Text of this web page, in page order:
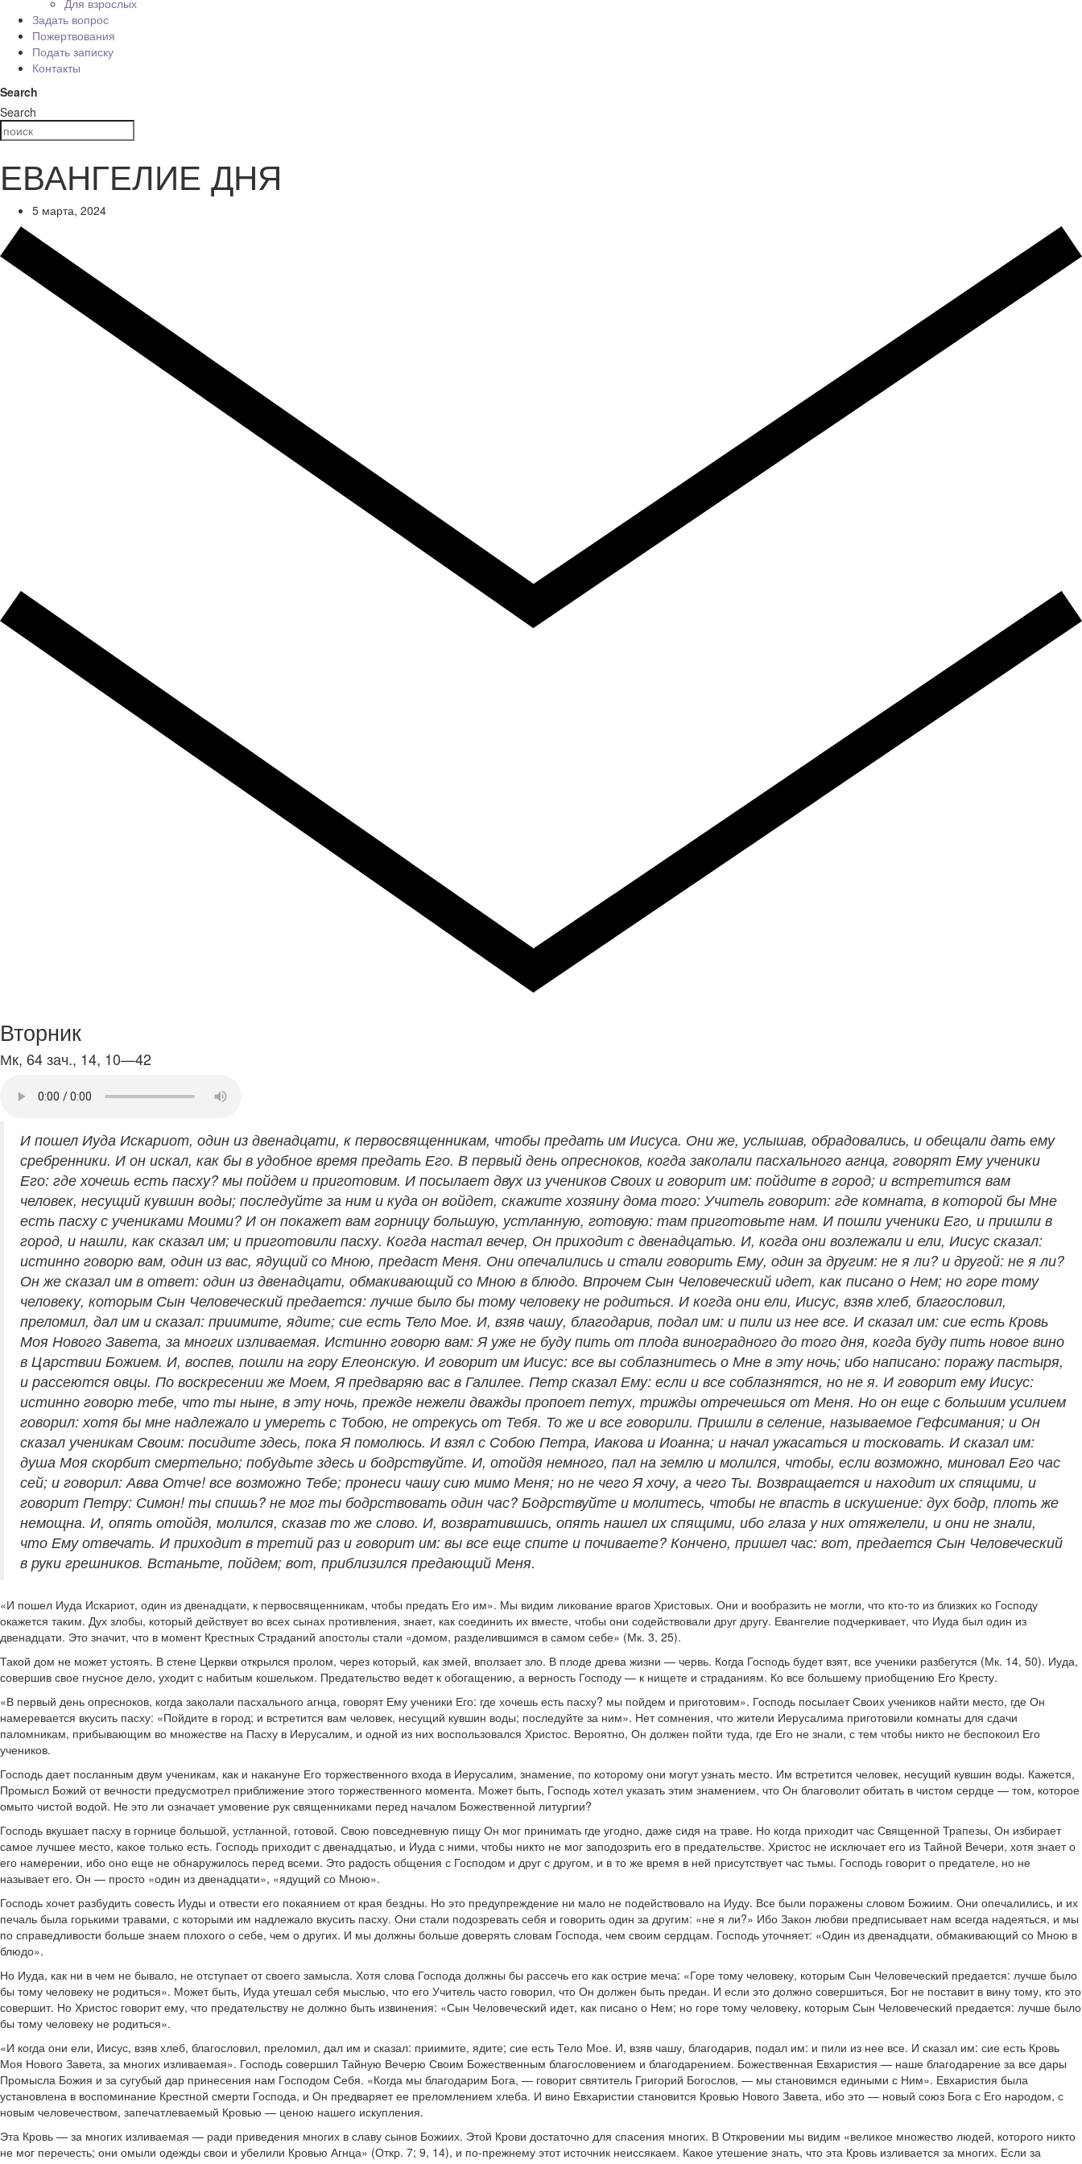
Для взрослых
Задать вопрос
Пожертвования
Подать записку
Контакты
Search
Search
ЕВАНГЕЛИЕ ДНЯ
5 марта, 2024
Вторник
Мк, 64 зач., 14, 10—42
И пошел Иуда Искариот, один из двенадцати, к первосвященникам, чтобы предать им Иисуса. Они же, услышав, обрадовались, и обещали дать ему
сребренники. И он искал, как бы в удобное время предать Его. В первый день опресноков, когда заколали пасхального агнца, говорят Ему ученики
Его: где хочешь есть пасху? мы пойдем и приготовим. И посылает двух из учеников Своих и говорит им: пойдите в город; и встретится вам
человек, несущий кувшин воды; последуйте за ним и куда он войдет, скажите хозяину дома того: Учитель говорит: где комната, в которой бы Мне
есть пасху с учениками Моими? И он покажет вам горницу большую, устланную, готовую: там приготовьте нам. И пошли ученики Его, и пришли в
город, и нашли, как сказал им; и приготовили пасху. Когда настал вечер, Он приходит с двенадцатью. И, когда они возлежали и ели, Иисус сказал:
истинно говорю вам, один из вас, ядущий со Мною, предаст Меня. Они опечалились и стали говорить Ему, один за другим: не я ли? и другой: не я ли?
Он же сказал им в ответ: один из двенадцати, обмакивающий со Мною в блюдо. Впрочем Сын Человеческий идет, как писано о Нем; но горе тому
человеку, которым Сын Человеческий предается: лучше было бы тому человеку не родиться. И когда они ели, Иисус, взяв хлеб, благословил,
преломил, дал им и сказал: приимите, ядите; сие есть Тело Мое. И, взяв чашу, благодарив, подал им: и пили из нее все. И сказал им: сие есть Кровь
Моя Нового Завета, за многих изливаемая. Истинно говорю вам: Я уже не буду пить от плода виноградного до того дня, когда буду пить новое вино
в Царствии Божием. И, воспев, пошли на гору Елеонскую. И говорит им Иисус: все вы соблазнитесь о Мне в эту ночь; ибо написано: поражу пастыря,
и рассеются овцы. По воскресении же Моем, Я предваряю вас в Галилее. Петр сказал Ему: если и все соблазнятся, но не я. И говорит ему Иисус:
истинно говорю тебе, что ты ныне, в эту ночь, прежде нежели дважды пропоет петух, трижды отречешься от Меня. Но он еще с большим усилием
говорил: хотя бы мне надлежало и умереть с Тобою, не отрекусь от Тебя. То же и все говорили. Пришли в селение, называемое Гефсимания; и Он
сказал ученикам Своим: посидите здесь, пока Я помолюсь. И взял с Собою Петра, Иакова и Иоанна; и начал ужасаться и тосковать. И сказал им:
душа Моя скорбит смертельно; побудьте здесь и бодрствуйте. И, отойдя немного, пал на землю и молился, чтобы, если возможно, миновал Его час
сей; и говорил: Авва Отче! все возможно Тебе; пронеси чашу сию мимо Меня; но не чего Я хочу, а чего Ты. Возвращается и находит их спящими, и
говорит Петру: Симон! ты спишь? не мог ты бодрствовать один час? Бодрствуйте и молитесь, чтобы не впасть в искушение: дух бодр, плоть же
немощна. И, опять отойдя, молился, сказав то же слово. И, возвратившись, опять нашел их спящими, ибо глаза у них отяжелели, и они не знали,
что Ему отвечать. И приходит в третий раз и говорит им: вы все еще спите и почиваете? Кончено, пришел час: вот, предается Сын Человеческий
в руки грешников. Встаньте, пойдем; вот, приблизился предающий Меня.
«И пошел Иуда Искариот, один из двенадцати, к первосвященникам, чтобы предать Его им». Мы видим ликование врагов Христовых. Они и вообразить не могли, что кто-то из близких ко Господу
окажется таким. Дух злобы, который действует во всех сынах противления, знает, как соединить их вместе, чтобы они содействовали друг другу. Евангелие подчеркивает, что Иуда был один из
двенадцати. Это значит, что в момент Крестных Страданий апостолы стали «домом, разделившимся в самом себе» (Мк. 3, 25).
Такой дом не может устоять. В стене Церкви открылся пролом, через который, как змей, вползает зло. В плоде древа жизни — червь. Когда Господь будет взят, все ученики разбегутся (Мк. 14, 50). Иуда,
совершив свое гнусное дело, уходит с набитым кошельком. Предательство ведет к обогащению, а верность Господу — к нищете и страданиям. Ко все большему приобщению Его Кресту.
«В первый день опресноков, когда заколали пасхального агнца, говорят Ему ученики Его: где хочешь есть пасху? мы пойдем и приготовим». Господь посылает Своих учеников найти место, где Он
намеревается вкусить пасху: «Пойдите в город; и встретится вам человек, несущий кувшин воды; последуйте за ним». Нет сомнения, что жители Иерусалима приготовили комнаты для сдачи
паломникам, прибывающим во множестве на Пасху в Иерусалим, и одной из них воспользовался Христос. Вероятно, Он должен пойти туда, где Его не знали, с тем чтобы никто не беспокоил Его
учеников.
Господь дает посланным двум ученикам, как и накануне Его торжественного входа в Иерусалим, знамение, по которому они могут узнать место. Им встретится человек, несущий кувшин воды. Кажется,
Промысл Божий от вечности предусмотрел приближение этого торжественного момента. Может быть, Господь хотел указать этим знамением, что Он благоволит обитать в чистом сердце — том, которое
омыто чистой водой. Не это ли означает умовение рук священниками перед началом Божественной литургии?
Господь вкушает пасху в горнице большой, устланной, готовой. Свою повседневную пищу Он мог принимать где угодно, даже сидя на траве. Но когда приходит час Священной Трапезы, Он избирает
самое лучшее место, какое только есть. Господь приходит с двенадцатью, и Иуда с ними, чтобы никто не мог заподозрить его в предательстве. Христос не исключает его из Тайной Вечери, хотя знает о
его намерении, ибо оно еще не обнаружилось перед всеми. Это радость общения с Господом и друг с другом, и в то же время в ней присутствует час тьмы. Господь говорит о предателе, но не
называет его. Он — просто «один из двенадцати», «ядущий со Мною».
Господь хочет разбудить совесть Иуды и отвести его покаянием от края бездны. Но это предупреждение ни мало не подействовало на Иуду. Все были поражены словом Божиим. Они опечалились, и их
печаль была горькими травами, с которыми им надлежало вкусить пасху. Они стали подозревать себя и говорить один за другим: «не я ли?» Ибо Закон любви предписывает нам всегда надеяться, и мы
по справедливости больше знаем плохого о себе, чем о других. И мы должны больше доверять словам Господа, чем своим сердцам. Господь уточняет: «Один из двенадцати, обмакивающий со Мною в
блюдо».
Но Иуда, как ни в чем не бывало, не отступает от своего замысла. Хотя слова Господа должны бы рассечь его как острие меча: «Горе тому человеку, которым Сын Человеческий предается: лучше было
бы тому человеку не родиться». Может быть, Иуда утешал себя мыслью, что его Учитель часто говорил, что Он должен быть предан. И если это должно совершиться, Бог не поставит в вину тому, кто это
совершит. Но Христос говорит ему, что предательству не должно быть извинения: «Сын Человеческий идет, как писано о Нем; но горе тому человеку, которым Сын Человеческий предается: лучше было
бы тому человеку не родиться».
«И когда они ели, Иисус, взяв хлеб, благословил, преломил, дал им и сказал: приимите, ядите; сие есть Тело Мое. И, взяв чашу, благодарив, подал им: и пили из нее все. И сказал им: сие есть Кровь
Моя Нового Завета, за многих изливаемая». Господь совершил Тайную Вечерю Своим Божественным благословением и благодарением. Божественная Евхаристия — наше благодарение за все дары
Промысла Божия и за сугубый дар принесения нам Господом Себя. «Когда мы благодарим Бога, — говорит святитель Григорий Богослов, — мы становимся едиными с Ним». Евхаристия была
установлена в воспоминание Крестной смерти Господа, и Он предваряет ее преломлением хлеба. И вино Евхаристии становится Кровью Нового Завета, ибо это — новый союз Бога с Его народом, с
новым человечеством, запечатлеваемый Кровью — ценою нашего искупления.
Эта Кровь — за многих изливаемая — ради приведения многих в славу сынов Божиих. Этой Крови достаточно для спасения многих. В Откровении мы видим «великое множество людей, которого никто
не мог перечесть; они омыли одежды свои и убелили Кровью Агнца» (Откр. 7; 9, 14), и по-прежнему этот источник неиссякаем. Какое утешение знать, что эта Кровь изливается за многих. Если за